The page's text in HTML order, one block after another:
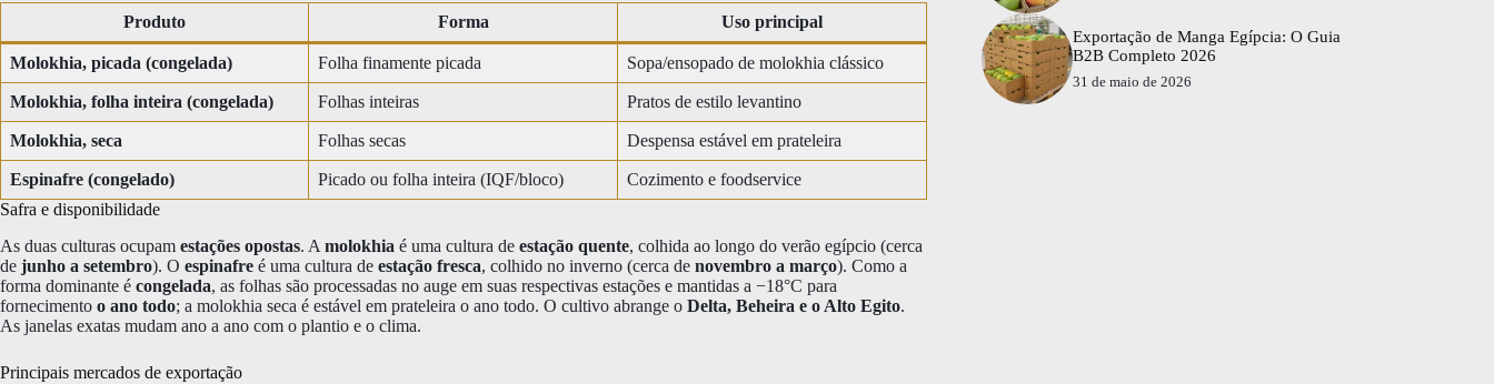
Produto Forma Uso principal
Molokhia, picada (congelada) Folha finamente picada Sopa/ensopado de molokhia clássico
Molokhia, folha inteira (congelada) Folhas inteiras Pratos de estilo levantino
Molokhia, seca Folhas secas Despensa estável em prateleira
Espinafre (congelado) Picado ou folha inteira (IQF/bloco)
Cozimento e foodservice
Safra e disponibilidade
As duas culturas ocupam estações opostas. A molokhia é uma cultura de estação quente, colhida ao longo do verão egípcio (cerca
de junho a setembro). O espinafre é uma cultura de estação fresca, colhido no inverno (cerca de novembro a março). Como a
forma dominante é congelada, as folhas são processadas no auge em suas respectivas estações e mantidas a −18°C para
fornecimento o ano todo; a molokhia seca é estável em prateleira o ano todo. O cultivo abrange o Delta, Beheira e o Alto Egito.
As janelas exatas mudam ano a ano com o plantio e o clima.
Principais mercados de exportação
Exportação de Manga Egípcia: O Guia
B2B Completo 2026
31 de maio de 2026